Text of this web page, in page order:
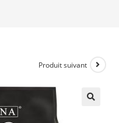
Produit suivant